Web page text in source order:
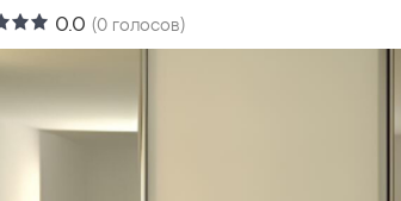
0.0 (0 голосов)